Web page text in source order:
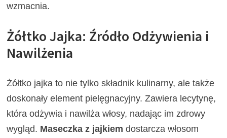
wzmacnia.
Żółtko Jajka: Źródło Odżywienia i
Nawilżenia
Żółtko jajka to nie tylko składnik kulinarny, ale także
doskonały element pielęgnacyjny. Zawiera lecytynę,
która odżywia i nawilża włosy, nadając im zdrowy
wygląd. Maseczka z jajkiem dostarcza włosom